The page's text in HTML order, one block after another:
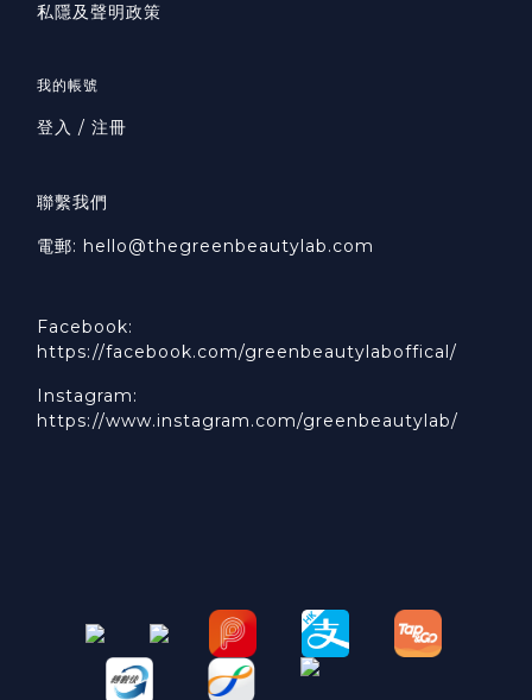
私隱及聲明政策
我的帳號
登入 / 注冊
聯繫我們
電郵: hello@thegreenbeautylab.com
Facebook:
https://facebook.com/greenbeautylaboffical/
Instagram:
https://www.instagram.com/greenbeautylab/